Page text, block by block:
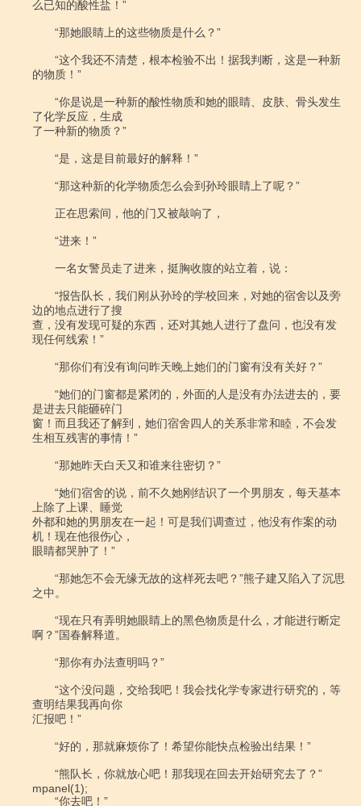
么已知的酸性盐！”
“那她眼睛上的这些物质是什么？”
“这个我还不清楚，根本检验不出！据我判断，这是一种新
的物质！”
“你是说是一种新的酸性物质和她的眼睛、皮肤、骨头发生
了化学反应，生成
了一种新的物质？”
“是，这是目前最好的解释！”
“那这种新的化学物质怎么会到孙玲眼睛上了呢？”
正在思索间，他的门又被敲响了，
“进来！”
一名女警员走了进来，挺胸收腹的站立着，说：
“报告队长，我们刚从孙玲的学校回来，对她的宿舍以及旁
边的地点进行了搜
查，没有发现可疑的东西，还对其她人进行了盘问，也没有发
现任何线索！”
“那你们有没有询问昨天晚上她们的门窗有没有关好？”
“她们的门窗都是紧闭的，外面的人是没有办法进去的，要
是进去只能砸碎门
窗！而且我还了解到，她们宿舍四人的关系非常和睦，不会发
生相互残害的事情！”
“那她昨天白天又和谁来往密切？”
“她们宿舍的说，前不久她刚结识了一个男朋友，每天基本
上除了上课、睡觉
外都和她的男朋友在一起！可是我们调查过，他没有作案的动
机！现在他很伤心，
眼睛都哭肿了！”
“那她怎不会无缘无故的这样死去吧？”熊子建又陷入了沉思
之中。
“现在只有弄明她眼睛上的黑色物质是什么，才能进行断定
啊？”国春解释道。
“那你有办法查明吗？”
“这个没问题，交给我吧！我会找化学专家进行研究的，等
查明结果我再向你
汇报吧！”
“好的，那就麻烦你了！希望你能快点检验出结果！”
“熊队长，你就放心吧！那我现在回去开始研究去了？”
mpanel(1);
“你去吧！”